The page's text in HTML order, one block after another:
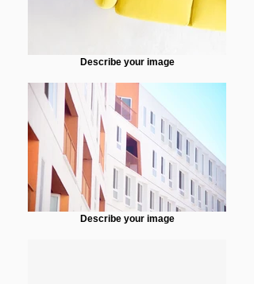
Describe your image
Describe your image